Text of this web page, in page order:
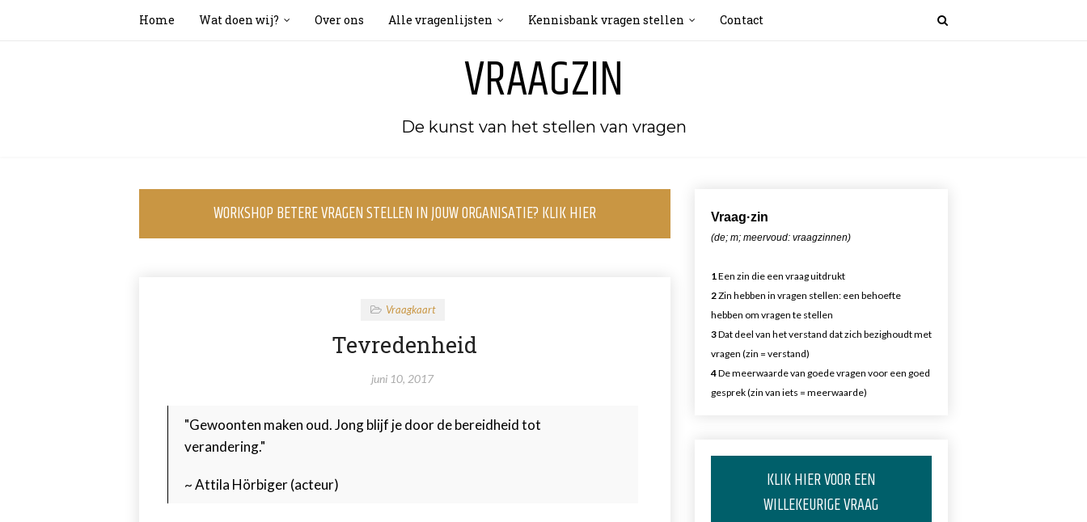
VRAAGZIN
De kunst van het stellen van vragen
Home Wat doen wij? Over ons Alle vragenlijsten Kennisbank vragen stellen Contact
WORKSHOP BETERE VRAGEN STELLEN IN JOUW ORGANISATIE? KLIK HIER
Vraagkaart
Tevredenheid
juni 10, 2017
"Gewoonten maken oud. Jong blijf je door de bereidheid tot
verandering."
~ Attila Hörbiger (acteur)
Vraag·zin
(de; m; meervoud: vraagzinnen)
1Een zin die een vraag uitdrukt
2Zin hebben in vragen stellen: een behoefte
hebben om vragen te stellen
3Dat deel van het verstand dat zich bezighoudt met
vragen (zin = verstand)
4De meerwaarde van goede vragen voor een goed
gesprek (zin van iets = meerwaarde)
KLIK HIER VOOR EEN
WILLEKEURIGE VRAAG